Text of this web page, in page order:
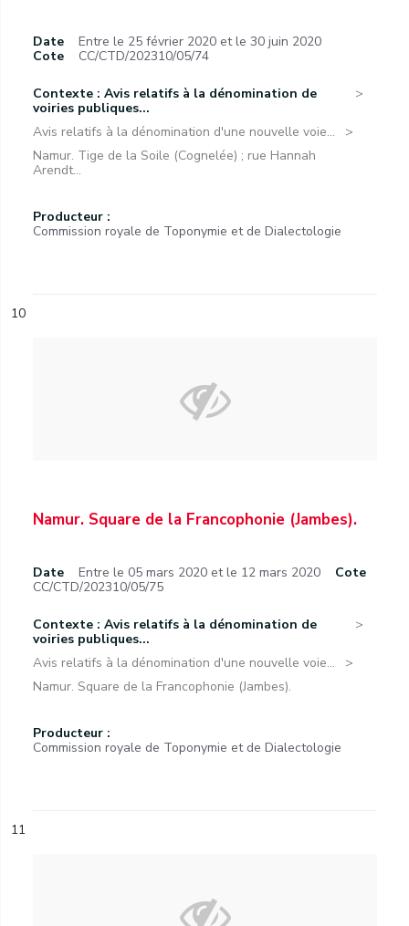
Date
Entre le 25 février 2020 et le 30 juin 2020
Cote
CC/CTD/202310/05/74
Contexte : Avis relatifs à la dénomination de
voiries publiques...
Avis relatifs à la dénomination d'une nouvelle voie...
Namur. Tige de la Soile (Cognelée) ; rue Hannah
Arendt...
Producteur :
Commission royale de Toponymie et de Dialectologie
10
Namur. Square de la Francophonie (Jambes).
Date Entre le 05 mars 2020 et le 12 mars 2020
Cote
CC/CTD/202310/05/75
Contexte : Avis relatifs à la dénomination de
voiries publiques...
Avis relatifs à la dénomination d'une nouvelle voie...
Namur. Square de la Francophonie (Jambes).
Producteur :
Commission royale de Toponymie et de Dialectologie
11